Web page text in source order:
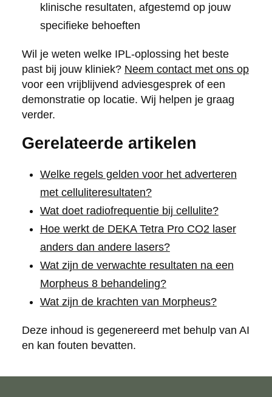
klinische resultaten, afgestemd op jouw
specifieke behoeften
Wil je weten welke IPL-oplossing het beste
past bij jouw kliniek? Neem contact met ons op
voor een vrijblijvend adviesgesprek of een
demonstratie op locatie. Wij helpen je graag
verder.
Gerelateerde artikelen
Welke regels gelden voor het adverteren
met celluliteresultaten?
Wat doet radiofrequentie bij cellulite?
Hoe werkt de DEKA Tetra Pro CO2 laser
anders dan andere lasers?
Wat zijn de verwachte resultaten na een
Morpheus 8 behandeling?
Wat zijn de krachten van Morpheus?
Deze inhoud is gegenereerd met behulp van AI
en kan fouten bevatten.